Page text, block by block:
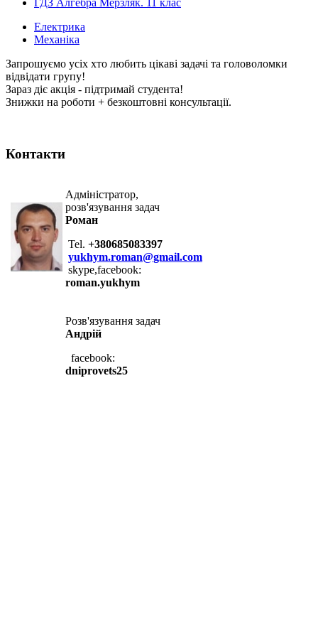
Електрика
Механіка
Запрошуємо усіх хто любить цікаві задачі та головоломки
відвідати групу!
Зараз діє акція - підтримай студента!
Знижки на роботи + безкоштовні консультації.
Контакти
Адміністратор,
розв'язування задач
Роман
Tel. +380685083397
yukhym.roman@gmail.com
skype,facebook:
roman.yukhym
Розв'язування задач
Андрій
facebook:
dniprovets25